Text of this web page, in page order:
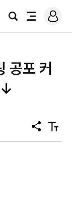
검
전
로
그
공포 커
공
유
텍
스